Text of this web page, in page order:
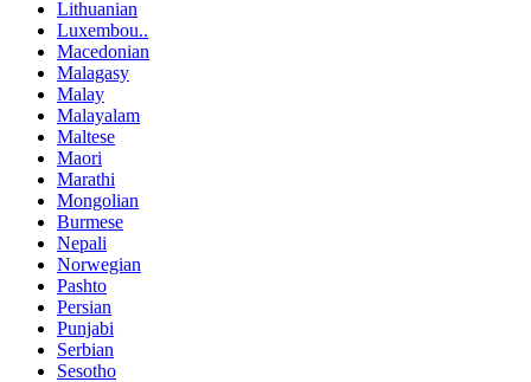
Lithuanian
Luxembou..
Macedonian
Malagasy
Malay
Malayalam
Maltese
Maori
Marathi
Mongolian
Burmese
Nepali
Norwegian
Pashto
Persian
Punjabi
Serbian
Sesotho